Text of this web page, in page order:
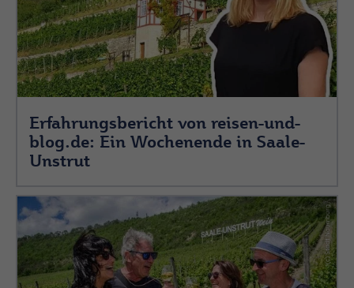
Erfahrungsbericht von reisen-und-
blog.de: Ein Wochenende in Saale-
Unstrut
(c) Stadt Naumburg